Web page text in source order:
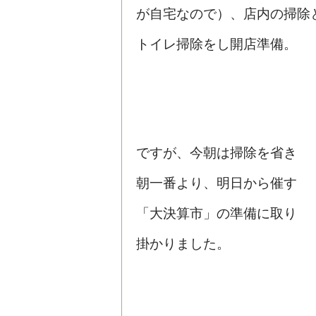
が自宅なので）、店内の掃除
トイレ掃除をし開店準備。
ですが、今朝は掃除を省き
朝一番より、明日から催す
「大決算市」の準備に取り
掛かりました。